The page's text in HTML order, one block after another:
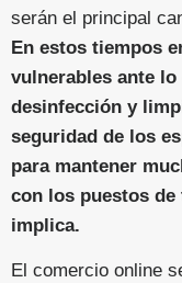
serán el principal
En estos tiempos
vulnerables ante
desinfección y
seguridad de los
para mantener
con los puestos
implica.
El comercio online